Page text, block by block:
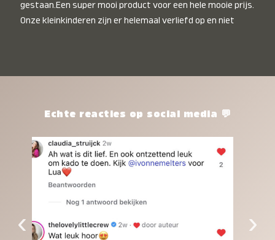
gestaan.Een super mooi product voor een hele mooie prijs.
Onze kleinkinderen zijn er helemaal verliefd op en niet
het waard.Echte reacties op social media 💬
‹ ›